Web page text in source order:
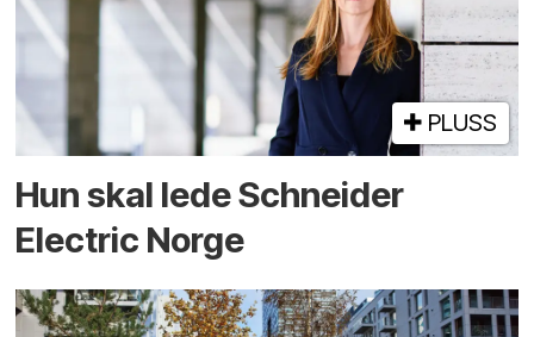
PLUSS
Hun skal lede Schneider
Electric Norge